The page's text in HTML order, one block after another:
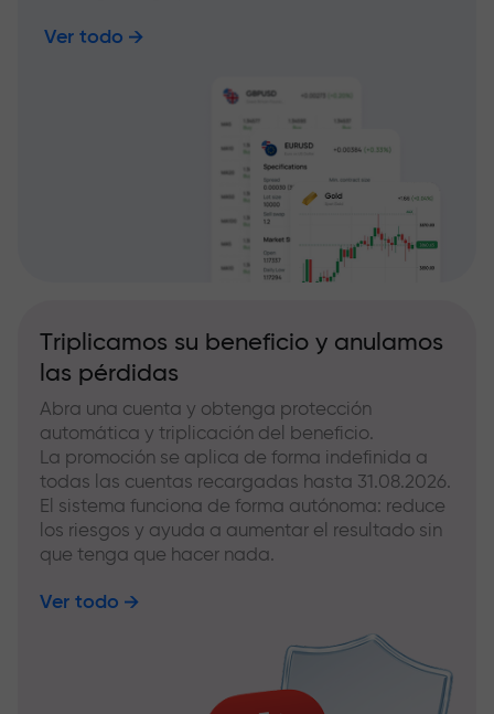
Ver todo
Triplicamos su beneficio y anulamos
las pérdidas
Abra una cuenta y obtenga protección
automática y triplicación del beneficio.
La promoción se aplica de forma indefinida a
todas las cuentas recargadas hasta 31.08.2026.
El sistema funciona de forma autónoma: reduce
los riesgos y ayuda a aumentar el resultado sin
que tenga que hacer nada.
Ver todo